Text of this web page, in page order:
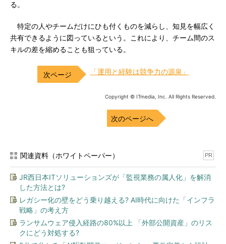
る。
特定の人やチームだけにひも付くものを減らし、知見を幅広く
共有できるように図っているという。これにより、チーム間のス
キルの差を縮めることも狙っている。
「運用と経験は競争力の源泉」
Copyright © ITmedia, Inc. All Rights Reserved.
次のページへ
関連資料（ホワイトペーパー） PR
JR西日本ITソリューションズが「監視業務の属人化」を解消
した方法とは?
レガシー化の壁をどう乗り越える? AI時代に向けた「インフラ
戦略」の考え方
ランサムウェア侵入経路の80%以上 「外部公開資産」のリス
クにどう対処する?